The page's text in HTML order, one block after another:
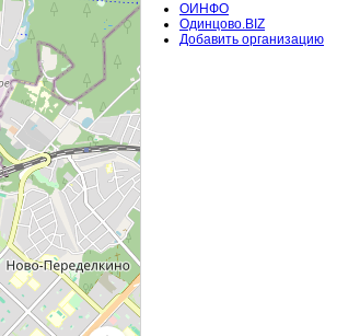
ОИНФО
Одинцово.BIZ
Добавить организацию